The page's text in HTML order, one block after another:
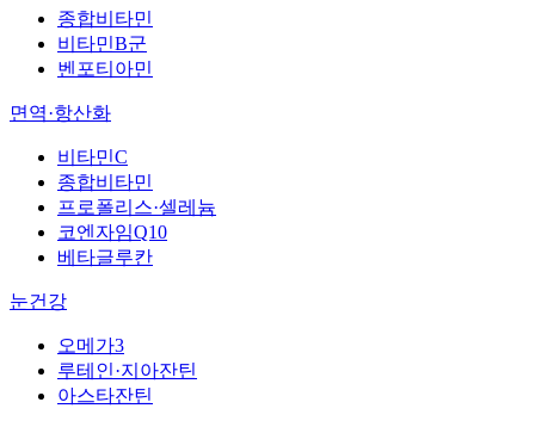
종합비타민
비타민B군
벤포티아민
면역·항산화
비타민C
종합비타민
프로폴리스·셀레늄
코엔자임Q10
베타글루칸
눈건강
오메가3
루테인·지아잔틴
아스타잔틴